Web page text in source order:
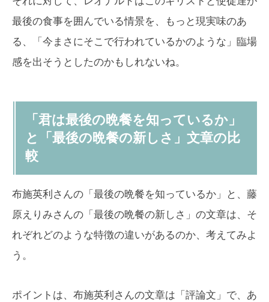
最後の食事を囲んでいる情景を、もっと現実味のあ
る、「今まさにそこで行われているかのような」臨場
感を出そうとしたのかもしれないね。
「君は最後の晩餐を知っているか」
と「最後の晩餐の新しさ」文章の比
較
布施英利さんの「最後の晩餐を知っているか」と、藤
原えりみさんの「最後の晩餐の新しさ」の文章は、そ
れぞれどのような特徴の違いがあるのか、考えてみよ
う。
ポイントは、布施英利さんの文章は「評論文」で、あ